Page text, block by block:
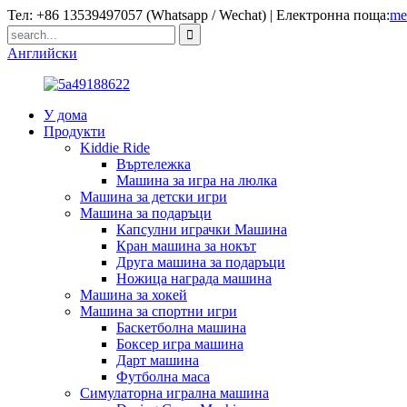
Тел: +86 13539497057 (Whatsapp / Wechat) | Електронна поща:
Английски
У дома
Продукти
Kiddie Ride
Въртележка
Машина за игра на люлка
Машина за детски игри
Машина за подаръци
Капсулни играчки Машина
Кран машина за нокът
Друга машина за подаръци
Ножица награда машина
Машина за хокей
Машина за спортни игри
Баскетболна машина
Боксер игра машина
Дарт машина
Футболна маса
Симулаторна игрална машина